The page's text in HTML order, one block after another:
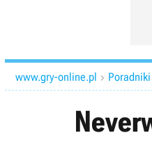
www.gry-online.pl  Poradniki